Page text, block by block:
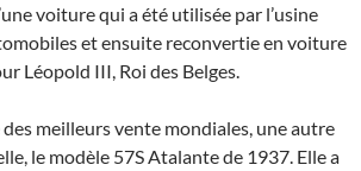
voiture qui a été utilisée par l’usine
et ensuite reconvertie en voiture
Léopold III, Roi des Belges.
meilleurs vente mondiales, une autre
le modèle 57S Atalante de 1937. Elle a